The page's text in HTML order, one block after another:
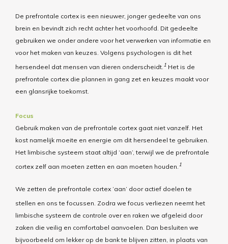
De prefrontale cortex is een nieuwer, jonger gedeelte van ons
brein en bevindt zich recht achter het voorhoofd. Dit gedeelte
gebruiken we onder andere voor het verwerken van informatie en
voor het maken van keuzes. Volgens psychologen is dit het
hersendeel dat mensen van dieren onderscheidt. 1 Het is de
prefrontale cortex die plannen in gang zet en keuzes maakt voor
een glansrijke toekomst.
Focus
Gebruik maken van de prefrontale cortex gaat niet vanzelf. Het
kost namelijk moeite en energie om dit hersendeel te gebruiken.
Het limbische systeem staat altijd ‘aan’, terwijl we de prefrontale
cortex zelf aan moeten zetten en aan moeten houden. 1
We zetten de prefrontale cortex ‘aan’ door actief doelen te
stellen en ons te focussen. Zodra we focus verliezen neemt het
limbische systeem de controle over en raken we afgeleid door
zaken die veilig en comfortabel aanvoelen. Dan besluiten we
bijvoorbeeld om lekker op de bank te blijven zitten, in plaats van